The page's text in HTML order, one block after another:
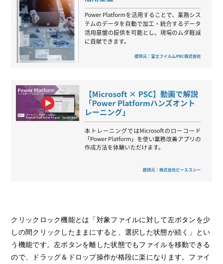
クリックロック機能とは「対象ファイルに対して左ボタンを少
しの間クリックしたままにすると、選択した状態が続く」とい
う機能です。左ボタンを離した状態でもファイルを移動できる
ので、ドラッグ＆ドロップ操作が格段に楽になります。ファイ